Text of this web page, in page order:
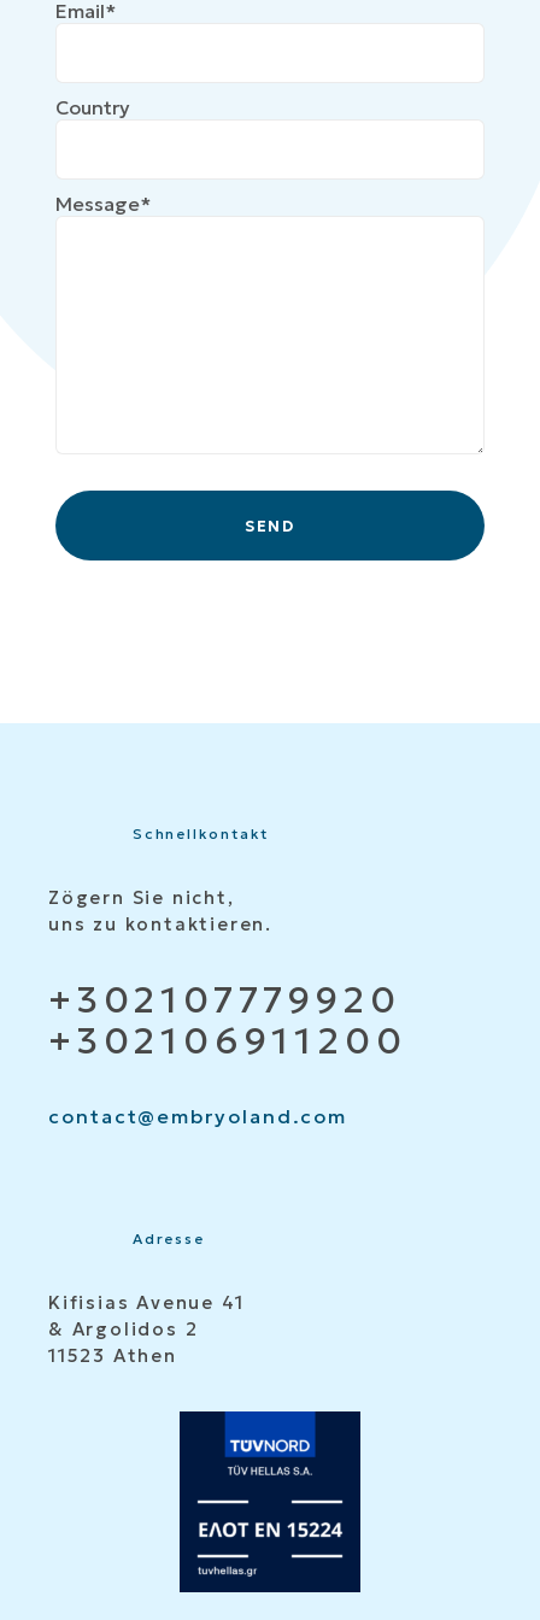
Email*
Country
Message*
Schnellkontakt
Zögern Sie nicht,
uns zu kontaktieren.
+302107779920
+302106911200
contact@embryoland.com
Adresse
Kifisias Avenue 41
& Argolidos 2
11523 Athen